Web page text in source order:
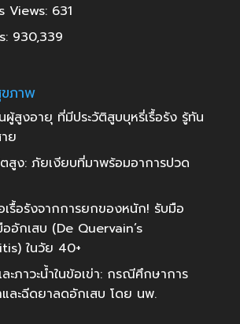
Views: 631
930,339
ภาพ
ผู้สูงอายุ ที่มีประวัติสูบบุหรี่เรื้อรัง รู้ทัน
ย
สูง: ภัยเงียบที่มาพร้อมอาการปวด
รื้อรังจากการยกของหนัก! รับมือ
ออักเสบ (De Quervain’s
ในวัย 40+
ละภาวะน้ำในข้อเข่า: กรณีศึกษาการ
ำและฉีดยาลดอักเสบ โดย นพ.